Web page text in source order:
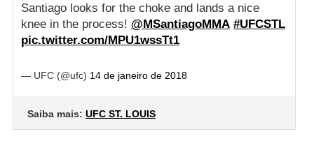
Santiago looks for the choke and lands a nice
knee in the process! @MSantiagoMMA #UFCSTL
pic.twitter.com/MPU1wssTt1
— UFC (@ufc) 14 de janeiro de 2018
Saiba mais: UFC ST. LOUIS